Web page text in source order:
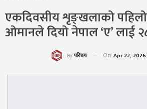
एकदिवसीय शृङ्खलाको
ओमानले दियो नेपाल ‘ए’ लाई
By परिचय On Apr 22, 2026